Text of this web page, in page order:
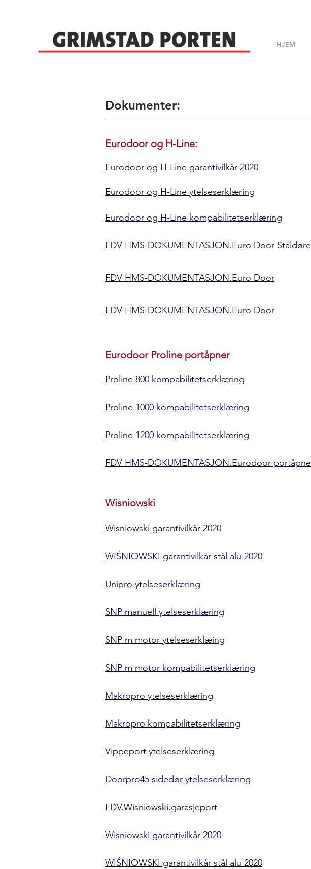
HJEM
Dokumenter:
Eurodoor og H-Line:
Eurodoor og H-Line garantivilkår 2020
Eurodoor og H-Line ytelseserklæring
Eurodoor og H-Line kompabilitetserklæring
FDV HMS-DOKUMENTASJON.Euro Door
FDV HMS-DOKUMENTASJON.Euro Door
FDV HMS-DOKUMENTASJON.Euro Door
Eurodoor Proline portåpner
Proline 800 kompabilitetserklæring
Proline 1000 kompabilitetserklæring
Proline 1200 kompabilitetserklæring
FDV HMS-DOKUMENTASJON.Eurodoor
Wisniowski
Wisniowski garantivilkår 2020
WIŚNIOWSKI garantivilkår stål alu 2020
Unipro ytelseserklæring
SNP manuell ytelseserklæring
SNP m motor ytelseserklæing
SNP m motor kompabilitetserklæring
Makropro ytelseserklæring
Makropro kompabilitetserklæring
Vippeport ytelseserklæring
Doorpro45 sidedør ytelseserklæring
FDV.Wisniowski.garasjeport
Wisniowski garantivilkår 2020
WIŚNIOWSKI garantivilkår stål alu 2020